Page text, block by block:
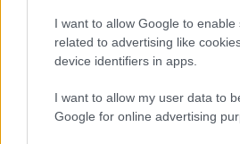
I want to allow Google to enable
related to advertising like
device identifiers in apps.
I want to allow my user data to
Google for online advertising